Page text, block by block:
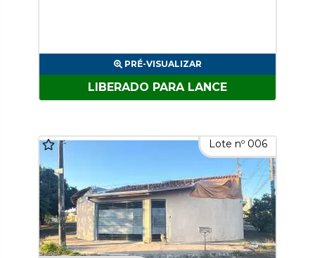
PRÉ-VISUALIZAR
LIBERADO PARA LANCE
Lote nº 006